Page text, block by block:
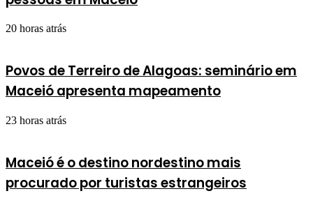
20 horas atrás
Povos de Terreiro de Alagoas: seminário em
Maceió apresenta mapeamento
23 horas atrás
Maceió é o destino nordestino mais
procurado por turistas estrangeiros